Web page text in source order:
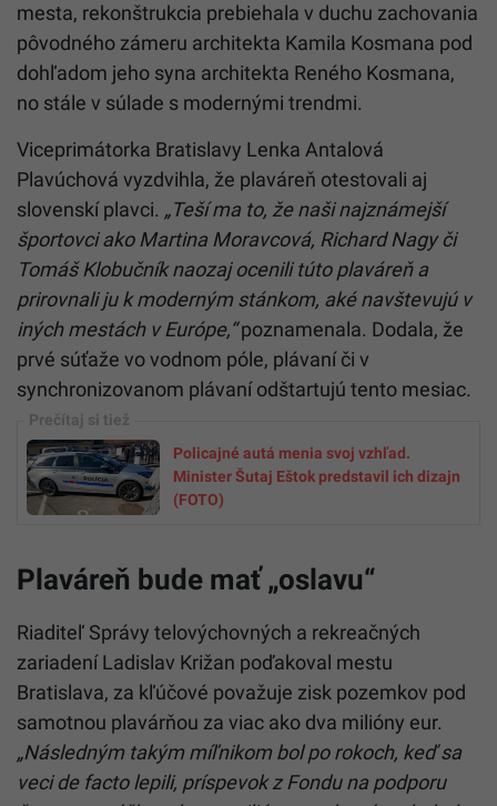
mesta, rekonštrukcia prebiehala v duchu zachovania
pôvodného zámeru architekta Kamila Kosmana pod
dohľadom jeho syna architekta Reného Kosmana,
no stále v súlade s modernými trendmi.
Viceprimátorka Bratislavy Lenka Antalová
Plavúchová vyzdvihla, že plaváreň otestovali aj
slovenskí plavci. „Teší ma to, že naši najznámejší
športovci ako Martina Moravcová, Richard Nagy či
Tomáš Klobučník naozaj ocenili túto plaváreň a
prirovnali ju k moderným stánkom, aké navštevujú v
iných mestách v Európe,“poznamenala. Dodala, že
prvé súťaže vo vodnom póle, plávaní či v
synchronizovanom plávaní odštartujú tento mesiac.
Policajné autá menia svoj vzhľad.
Minister Šutaj Eštok predstavil ich dizajn
(FOTO)
Plaváreň bude mať „oslavu“
Riaditeľ Správy telovýchovných a rekreačných
zariadení Ladislav Križan poďakoval mestu
Bratislava, za kľúčové považuje zisk pozemkov pod
samotnou plavárňou za viac ako dva milióny eur.
„Následným takým míľnikom bol po rokoch, keď sa
veci de facto lepili, príspevok z Fondu na podporu